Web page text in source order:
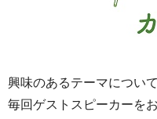
興味のあるテーマについ
毎回ゲストスピーカーを